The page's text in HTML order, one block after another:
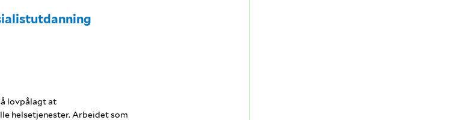
lovpålagt at
helsetjenester. Arbeidet som